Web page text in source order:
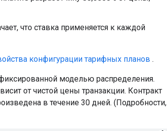
что ставка применяется к каждой
конфигурации тарифных планов .
моделью распределения.
от чистой цены транзакции. Контракт
в течение 30 дней. (Подробности,